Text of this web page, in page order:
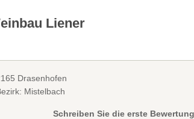
Liener
Drasenhofen
Mistelbach
Schreiben Sie die erste Bewertung